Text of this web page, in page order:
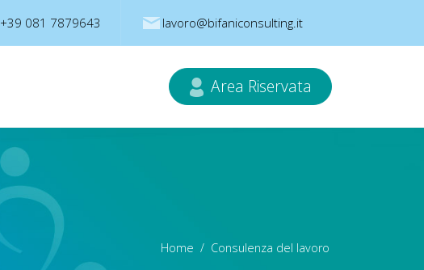
+39 081 7879643 lavoro@bifaniconsulting.it
Area Riservata
Home Consulenza del lavoro